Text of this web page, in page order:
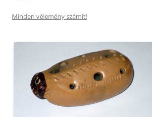
Minden vélemény számít!